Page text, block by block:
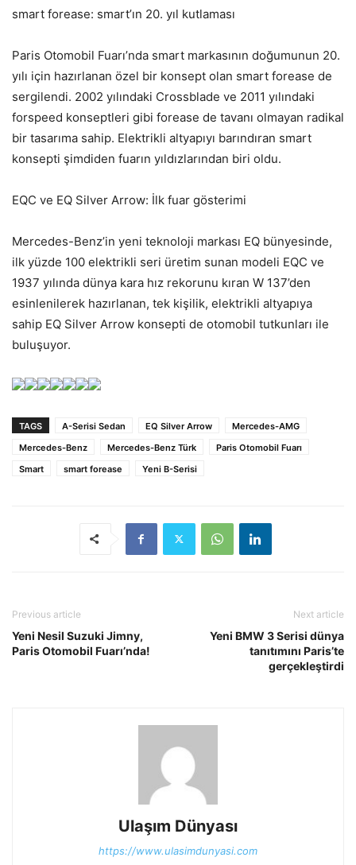
smart forease: smart’ın 20. yıl kutlaması
Paris Otomobil Fuarı’nda smart markasının doğumunun 20.
yılı için hazırlanan özel bir konsept olan smart forease de
sergilendi. 2002 yılındaki Crossblade ve 2011 yılındaki
forspeed konseptleri gibi forease de tavanı olmayan radikal
bir tasarıma sahip. Elektrikli altyapıyı barındıran smart
konsepti şimdiden fuarın yıldızlarından biri oldu.
EQC ve EQ Silver Arrow: İlk fuar gösterimi
Mercedes-Benz’in yeni teknoloji markası EQ bünyesinde,
ilk yüzde 100 elektrikli seri üretim sunan modeli EQC ve
1937 yılında dünya kara hız rekorunu kıran W 137’den
esinlenilerek hazırlanan, tek kişilik, elektrikli altyapıya
sahip EQ Silver Arrow konsepti de otomobil tutkunları ile
buluşuyor.
TAGS A-Serisi Sedan EQ Silver Arrow
Mercedes-AMG
Mercedes-Benz
Mercedes-Benz Türk
Paris Otomobil Fuarı
Smart
smart forease Yeni B-Serisi
Previous article
Yeni Nesil Suzuki Jimny,
Paris Otomobil Fuarı’nda!
Next article
Yeni BMW 3 Serisi dünya
tanıtımını Paris’te
gerçekleştirdi
Ulaşım Dünyası
https://www.ulasimdunyasi.com